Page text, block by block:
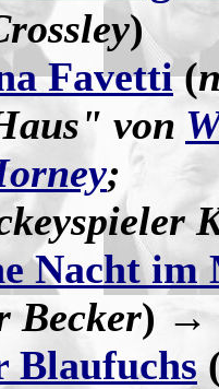
)
Favetti(
von
;
Nacht im
Becker) →
Blaufuchs